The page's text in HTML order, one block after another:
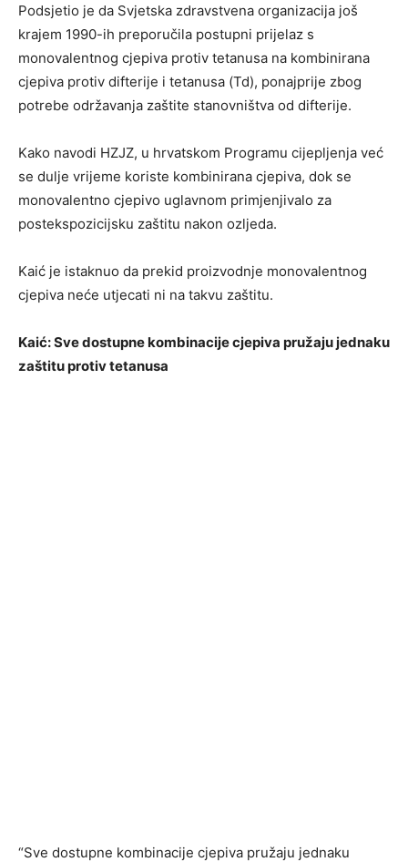
Podsjetio je da Svjetska zdravstvena organizacija još
krajem 1990-ih preporučila postupni prijelaz s
monovalentnog cjepiva protiv tetanusa na kombinirana
cjepiva protiv difterije i tetanusa (Td), ponajprije zbog
potrebe održavanja zaštite stanovništva od difterije.
Kako navodi HZJZ, u hrvatskom Programu cijepljenja već
se dulje vrijeme koriste kombinirana cjepiva, dok se
monovalentno cjepivo uglavnom primjenjivalo za
postekspozicijsku zaštitu nakon ozljeda.
Kaić je istaknuo da prekid proizvodnje monovalentnog
cjepiva neće utjecati ni na takvu zaštitu.
Kaić: Sve dostupne kombinacije cjepiva pružaju jednaku
zaštitu protiv tetanusa
“Sve dostupne kombinacije cjepiva pružaju jednaku